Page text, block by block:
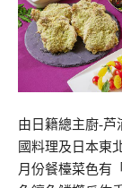
由日籍總主廚-芦
國料理及日本東
月份餐檯菜色有